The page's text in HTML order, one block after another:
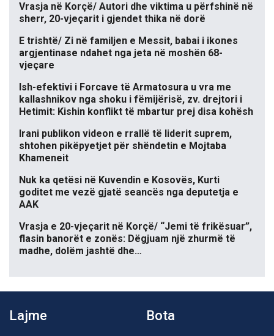
Vrasja në Korçë/ Autori dhe viktima u përfshinë në
sherr, 20-vjeçarit i gjendet thika në dorë
E trishtë/ Zi në familjen e Messit, babai i ikones
argjentinase ndahet nga jeta në moshën 68-
vjeçare
Ish-efektivi i Forcave të Armatosura u vra me
kallashnikov nga shoku i fëmijërisë, zv. drejtori i
Hetimit: Kishin konflikt të mbartur prej disa kohësh
Irani publikon videon e rrallë të liderit suprem,
shtohen pikëpyetjet për shëndetin e Mojtaba
Khameneit
Nuk ka qetësi në Kuvendin e Kosovës, Kurti
goditet me vezë gjatë seancës nga deputetja e
AAK
Vrasja e 20-vjeçarit në Korçë/ “Jemi të frikësuar”,
flasin banorët e zonës: Dëgjuam një zhurmë të
madhe, dolëm jashtë dhe…
Lajme Bota